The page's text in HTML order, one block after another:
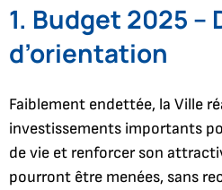
1. Budget 2025 –
d’orientation
Faiblement endettée, la Ville
investissements importants
de vie et renforcer son
pourront être menées, sans